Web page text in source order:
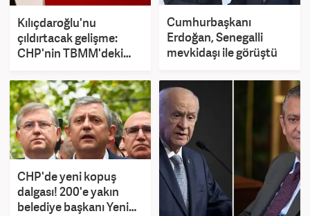
Kılıçdaroğlu'nu
çıldırtacak gelişme:
CHP'nin TBMM'deki
verildi!
Cumhurbaşkanı
Erdoğan, Senegalli
mevkidaşı ile görüştü
CHP'de yeni kopuş
dalgası! 200'e yakın
belediye başkanı Yeni